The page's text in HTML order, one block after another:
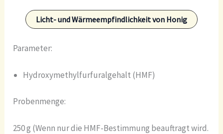
Licht- und Wärmeempfindlichkeit von Honig
Parameter:
Hydroxymethylfurfuralgehalt (HMF)
Probenmenge:
250 g (Wenn nur die HMF-Bestimmung beauftragt wird.